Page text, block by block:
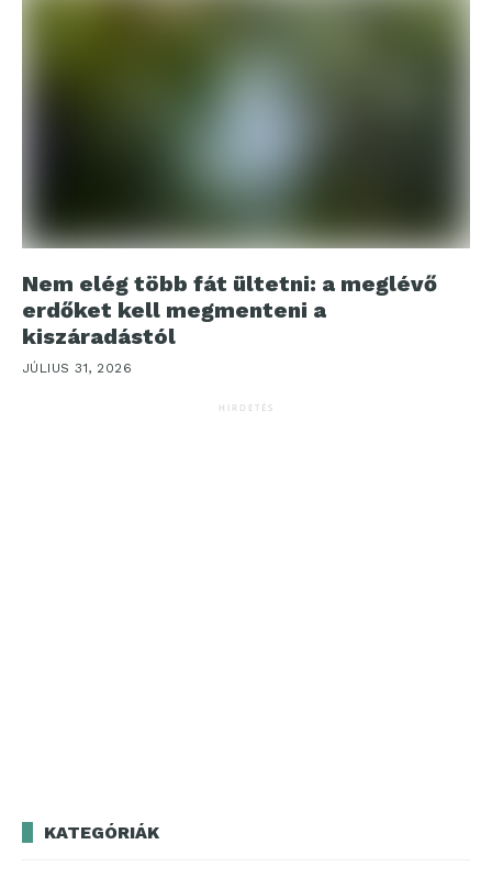
Nem elég több fát ültetni: a meglévő
erdőket kell megmenteni a
kiszáradástól
JÚLIUS 31, 2026
HIRDETÉS
KATEGÓRIÁK